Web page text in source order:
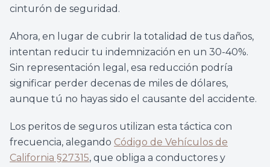
cinturón de seguridad.
Ahora, en lugar de cubrir la totalidad de tus daños,
intentan reducir tu indemnización en un 30-40%.
Sin representación legal, esa reducción podría
significar perder decenas de miles de dólares,
aunque tú no hayas sido el causante del accidente.
Los peritos de seguros utilizan esta táctica con
frecuencia, alegando Código de Vehículos de
California §27315, que obliga a conductores y